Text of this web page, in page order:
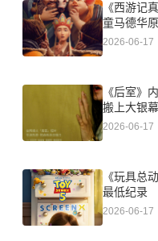
《西游记
童马德华
2026-06-17
《后室》
搬上大银幕
2026-06-17
《玩具总
最低纪录
2026-06-17